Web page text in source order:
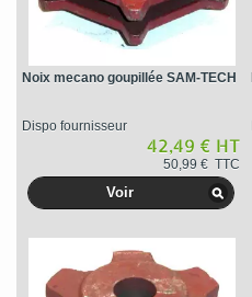
Noix mecano goupillée SAM-TECH
Dispo fournisseur
42,49 € HT
50,99 € TTC
Voir